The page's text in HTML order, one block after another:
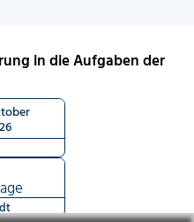
in die Aufgaben der